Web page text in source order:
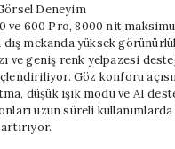
Deneyim
ve 600 Pro, 8000 nit
mekanda yüksek
ve geniş renk yelpazesi
Göz konforu
düşük ışık modu ve AI
uzun süreli kullanımlarda